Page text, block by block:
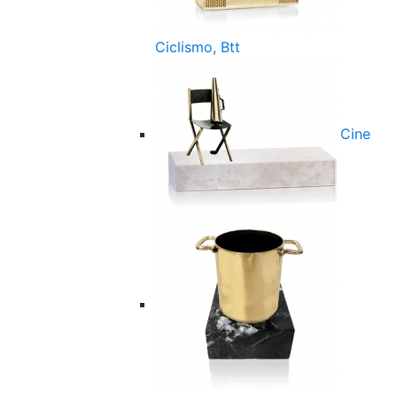
Ciclismo, Btt
Cine